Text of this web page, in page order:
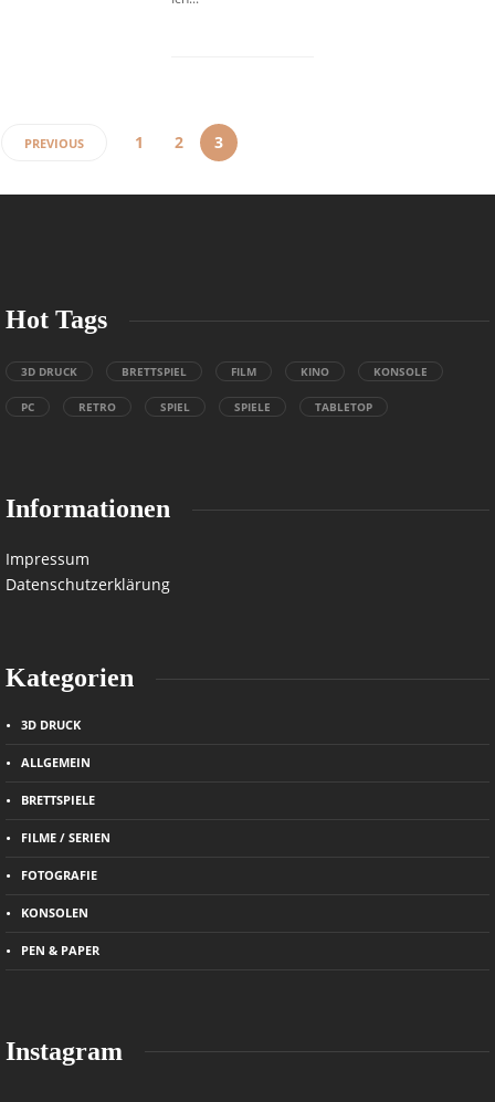
PREVIOUS 1 2 3
Hot Tags
3D DRUCK BRETTSPIEL FILM KINO KONSOLE
PC RETRO SPIEL SPIELE TABLETOP
Informationen
Impressum
Datenschutzerklärung
Kategorien
3D DRUCK
ALLGEMEIN
BRETTSPIELE
FILME / SERIEN
FOTOGRAFIE
KONSOLEN
PEN & PAPER
Instagram